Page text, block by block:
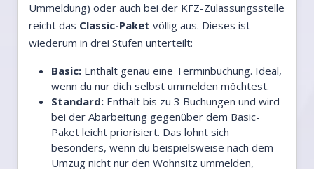
Ummeldung) oder auch bei der KFZ-Zulassungsstelle
reicht das Classic-Paket völlig aus. Dieses ist
wiederum in drei Stufen unterteilt:
Basic: Enthält genau eine Terminbuchung. Ideal,
wenn du nur dich selbst ummelden möchtest.
Standard: Enthält bis zu 3 Buchungen und wird
bei der Abarbeitung gegenüber dem Basic-
Paket leicht priorisiert. Das lohnt sich
besonders, wenn du beispielsweise nach dem
Umzug nicht nur den Wohnsitz ummelden,